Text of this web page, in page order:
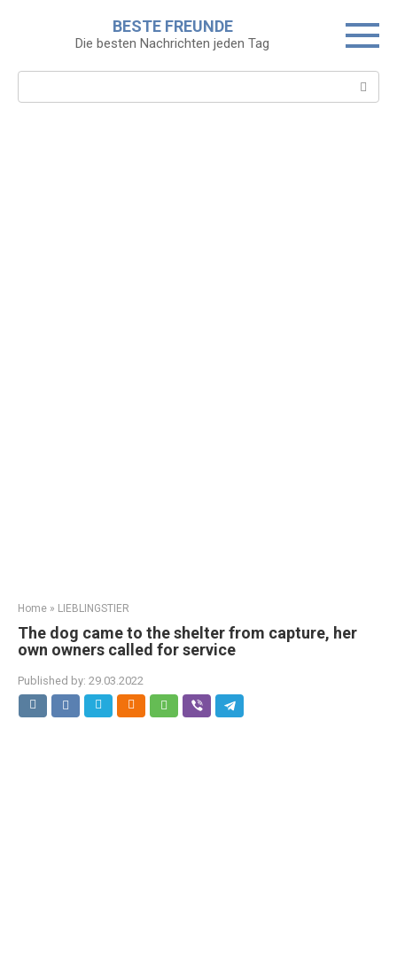
BESTE FREUNDE
Die besten Nachrichten jeden Tag
Search:
Home » LIEBLINGSTIER
The dog came to the shelter from capture, her
own owners called for service
Published by: 29.03.2022